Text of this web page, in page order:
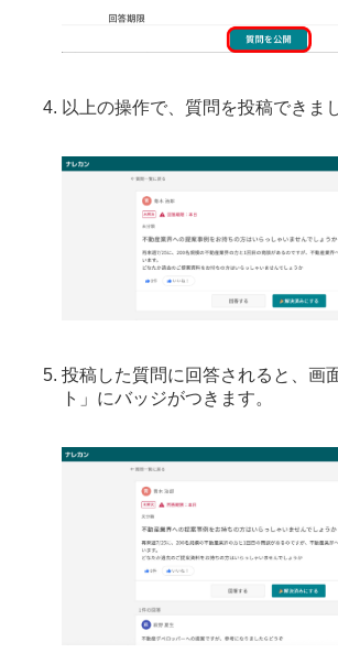
以上の操作で、質問を投稿できま
投稿した質問に回答されると、画
ト」にバッジがつきます。